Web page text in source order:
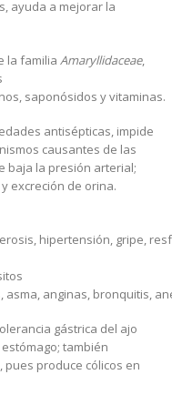
ayuda a mejorar la
la familia Amaryllidaceae,
saponósidos y vitaminas.
antisépticas, impide
causantes de las
baja la presión arterial;
excreción de orina.
hipertensión, gripe,
anginas, bronquitis,
gástrica del ajo
también
produce cólicos en